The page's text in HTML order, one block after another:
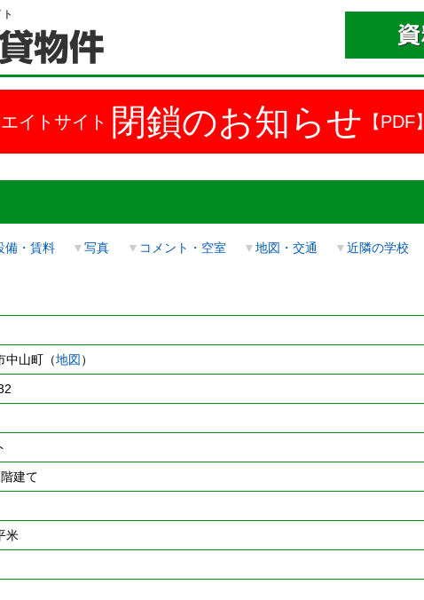
イトサイト 閉鎖のお知らせ 【PDF】
備・賃料 ▼写真 ▼ コメント・空室 ▼地図・交通 ▼近隣の学校
中山町（地図）
建て
米